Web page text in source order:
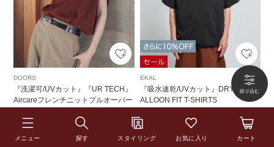
メニュー 探す スタイリング お気に入り カート
DOORS
『洗濯可/UVカット』『UR TECH』
Aircareフレンチニットプルオーバー
￥8,250
EKAL
『吸水速乾/UVカット』DRY OUT B
ALLOON FIT T-SHIRTS
￥8,800
￥5,280 40%OFF
2